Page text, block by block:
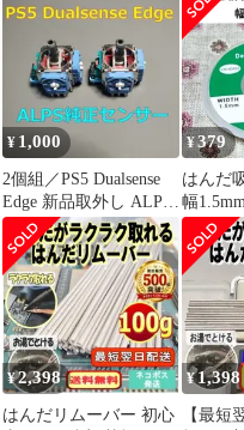
MUTE
¥ 1,000
2個組／PS5 Dualsense
Edge 新品取外し ALPS
純正センサー
¥379
はんだ
幅
¥2,398
はんだリムーバー 初心
¥ 1,398
【最短